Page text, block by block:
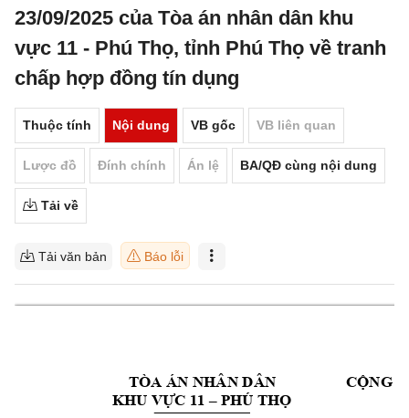
23/09/2025 của Tòa án nhân dân khu
vực 11 - Phú Thọ, tỉnh Phú Thọ về tranh
chấp hợp đồng tín dụng
Thuộc tính Nội dung VB gốc VB liên quan
Lược đồ Đính chính Án lệ BA/QĐ cùng nội dung
Tải về
Tải văn bản Báo lỗi
TÒA ÁN NHÂN DÂN
KHU VỰC 11 – PHÚ THỌ
CỘNG